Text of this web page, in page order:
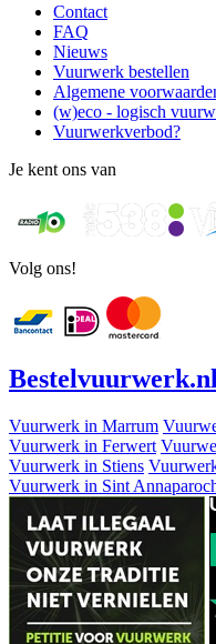
Contact
FAQ
Nieuws
Vuurwerk bestellen
Algemene
(w)eco - logisch
Vuurwerkverbod?
Je kent ons van
Volg ons!
Bestelvuurwerk
Vuurwerk in Marrum
Vuurwerk in Ferwert
Vuurwerk in Stiens
Vuurwerk in Sint